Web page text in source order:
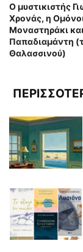
Ο μυστικιστής
Χρονάς, η
Μοναστηράκι
Παπαδιαμάντη
Θαλασσινού)